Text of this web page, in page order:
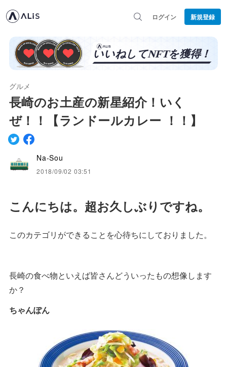
ログイン 新規登録
グルメ
長崎のお土産の新星紹介！いく
ぜ！！【ランドールカレー ！！】
Na-Sou
2018/09/02 03:51
こんにちは。超お久しぶりですね。
このカテゴリができることを心待ちにしておりました。
長崎の食べ物といえば皆さんどういったもの想像します
か？
ちゃんぽん